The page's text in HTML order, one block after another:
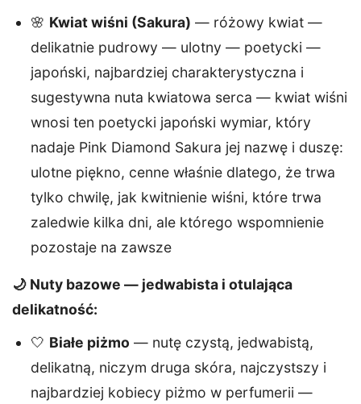
🌸 Kwiat wiśni (Sakura) — różowy kwiat —
delikatnie pudrowy — ulotny — poetycki —
japoński, najbardziej charakterystyczna i
sugestywna nuta kwiatowa serca — kwiat wiśni
wnosi ten poetycki japoński wymiar, który
nadaje Pink Diamond Sakura jej nazwę i duszę:
ulotne piękno, cenne właśnie dlatego, że trwa
tylko chwilę, jak kwitnienie wiśni, które trwa
zaledwie kilka dni, ale którego wspomnienie
pozostaje na zawsze
🌙 Nuty bazowe — jedwabista i otulająca
delikatność:
🤍 Białe piżmo — nutę czystą, jedwabistą,
delikatną, niczym druga skóra, najczystszy i
najbardziej kobiecy piżmo w perfumerii —